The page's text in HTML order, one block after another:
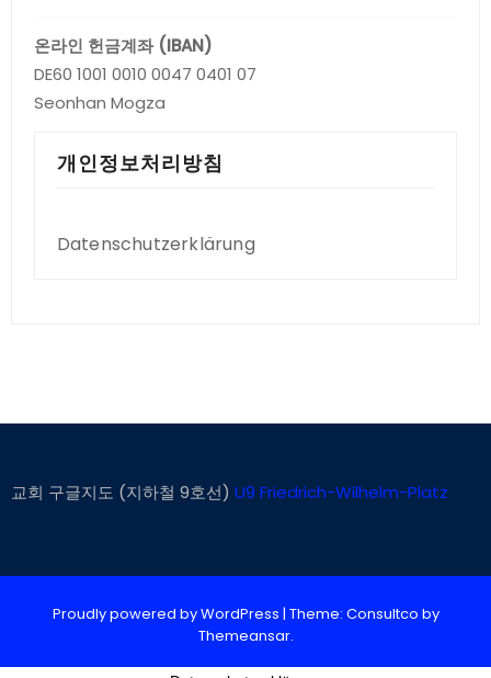
온라인 헌금계좌 (IBAN)
DE60 1001 0010 0047 0401 07
Seonhan Mogza
개인정보처리방침
Datenschutzerklärung
교회 구글지도 (지하철 9호선) U9 Friedrich-Wilhelm-Platz
Proudly powered by WordPress | Theme: Consultco by
Themeansar.